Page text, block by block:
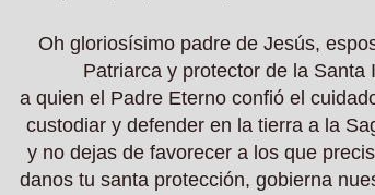
Oh gloriosísimo padre de Jesús,
Patriarca y protector de la Santa
a quien el Padre Eterno confió el
custodiar y defender en la tierra a la
y no dejas de favorecer a los que
danos tu santa protección, gobierna